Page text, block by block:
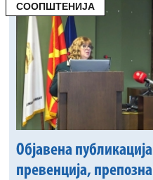
СООПШТЕНИЈА
Објавена
превенција,